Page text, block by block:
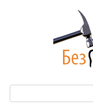
Поиск: